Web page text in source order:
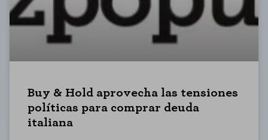
Buy & Hold aprovecha las tensiones
políticas para comprar deuda
italiana